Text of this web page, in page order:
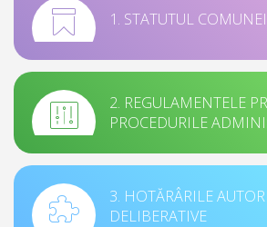
1. STATUTUL COMUNEI
2. REGULAMENTELE
PROCEDURILE
3. HOTĂRÂRILE
DELIBERATIVE